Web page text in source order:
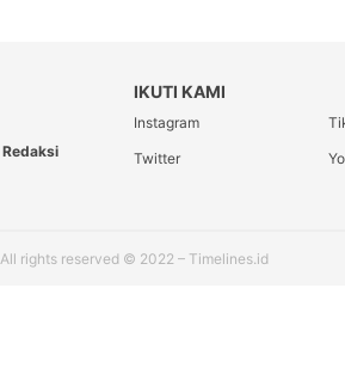
IKUTI KAMI
Instagram
Twitter
All rights reserved © 2022 – Timelines.id